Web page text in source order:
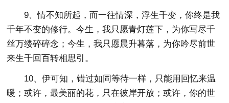
9、情不知所起，而一往情深，浮生千变，你终是我
千年不变的修行。今生，我只愿青灯莲下，为你写尽千
丝万缕碎碎念；今生，我只愿晨升暮落，为你吟尽前世
来生千回百转相思引。
10、伊可知，错过如同等待一样，只能用回忆来温
暖；或许，最美丽的花，只在彼岸开放；或许，你的世